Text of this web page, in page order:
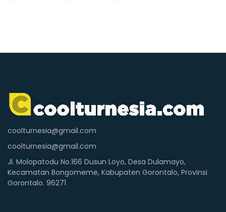
coolturnesia@gmail.com
coolturnesia@gmail.com
Jl. Molopatodu No.166 Dusun Loyo, Desa Dulamayo,
Kecamatan Bongomeme, Kabupaten Gorontalo, Provinsi
Gorontalo. 96271